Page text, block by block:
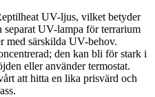
UV-ljus, vilket betyder
separat UV-lampa för terrarium
med särskilda UV-behov.
den kan bli för stark i
eller använder termostat.
att hitta en lika prisvärd och